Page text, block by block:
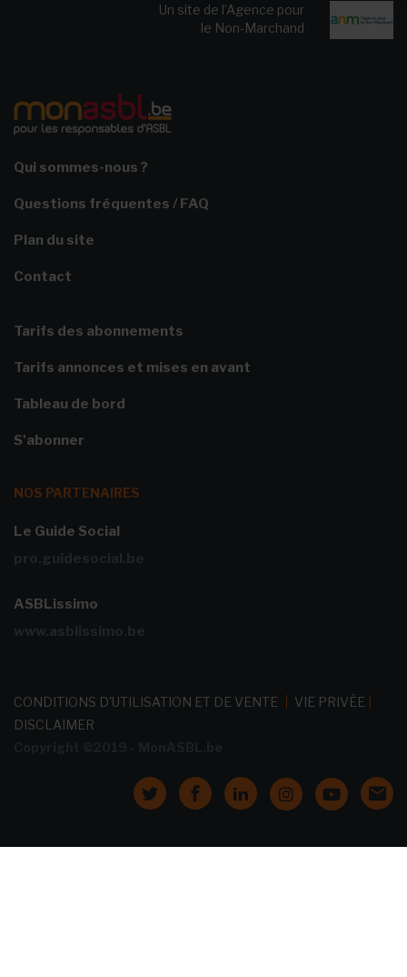
Un site de l’Agence pour
le Non-Marchand
Qui sommes-nous ?
Questions fréquentes / FAQ
Plan du site
Contact
Tarifs des abonnements
Tarifs annonces et mises en avant
Tableau de bord
S'abonner
NOS PARTENAIRES
Le Guide Social
pro.guidesocial.be
ASBLissimo
www.asblissimo.be
CONDITIONS D'UTILISATION ET DE VENTE VIE PRIVÉE
DISCLAIMER